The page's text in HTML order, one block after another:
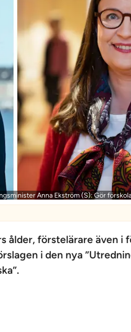
Anna Ekström (S): Gör
ålder, förstelärare även i
i den nya